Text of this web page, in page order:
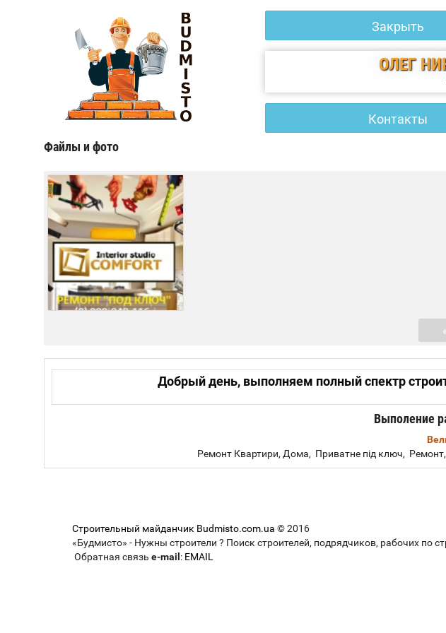
Закрыть
ОЛЕГ
Контакты
Файлы и фото
Добрый день, выполняем полный спектр
Выполение
Ремонт Квартири, Дома, Приватне під ключ,
Строительный майданчик Budmisto.com.ua © 2016
«Будмисто» - Нужны строители ? Поиск строителей, подрядчиков, рабочих по
Обратная связь e-mail : EMAIL